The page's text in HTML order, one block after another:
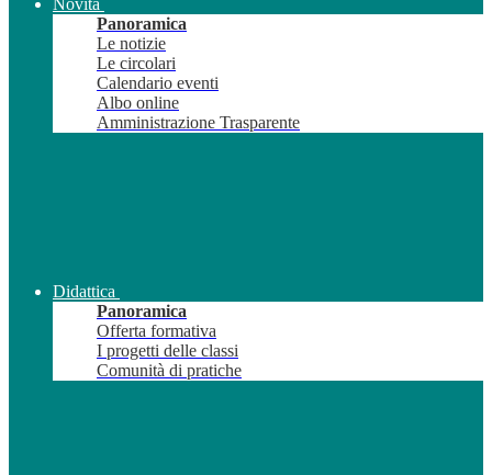
Novità
Panoramica
Le notizie
Le circolari
Calendario eventi
Albo online
Amministrazione Trasparente
Didattica
Panoramica
Offerta formativa
I progetti delle classi
Comunità di pratiche